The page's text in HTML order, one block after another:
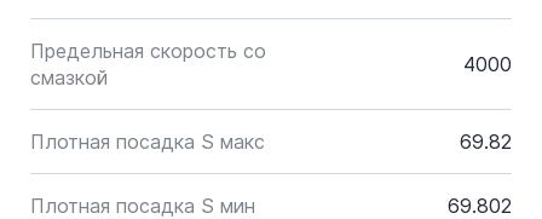
Предельная скорость со
смазкой
4000
Плотная посадка S макс 69.82
Плотная посадка S мин 69.802